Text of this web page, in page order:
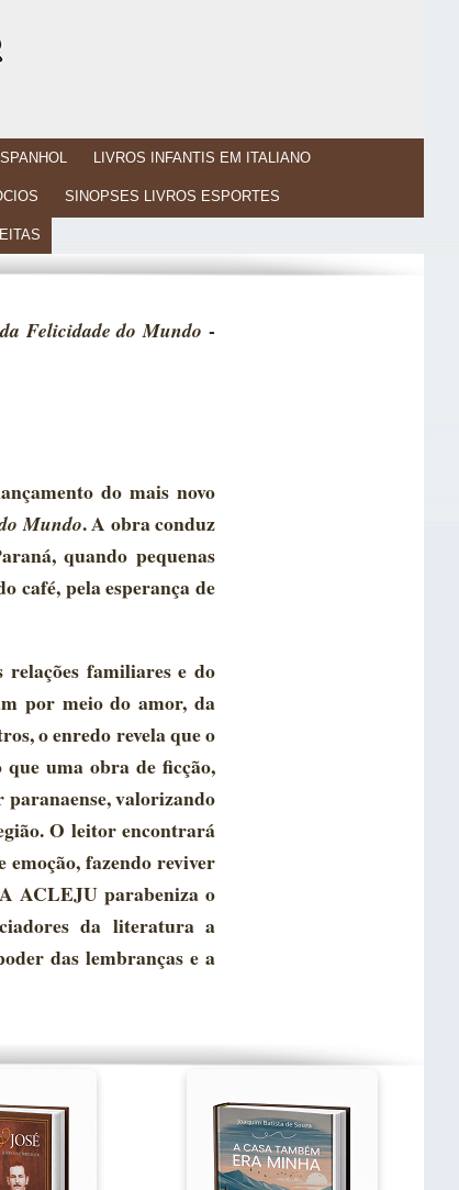
LIVROS INFANTIS EM ITALIANO
SINOPSES LIVROS ESPORTES
Felicidade do Mundo -
do mais novo
Mundo. A obra conduz
quando pequenas
café, pela esperança de
familiares e do
por meio do amor, da
o enredo revela que o
uma obra de ficção,
valorizando
O leitor encontrará
fazendo reviver
ACLEJU parabeniza o
da literatura a
das lembranças e a